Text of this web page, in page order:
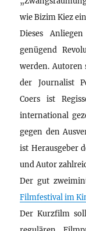
wie Bizim Kiez
Dieses
genügend
werden. Autoren
der Journalist
Coers ist
international
gegen den
ist Herausgeber
und Autor
Der gut
Filmfestival im
Der Kurzfilm